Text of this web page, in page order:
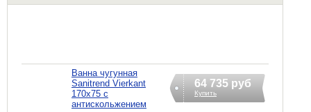
Ванна чугунная
Sanitrend Vierkant
170х75 с
антискольжением
64 735 руб
Купить